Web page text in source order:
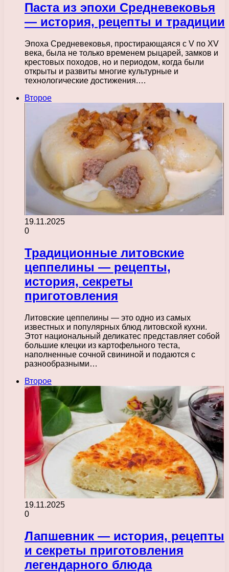
Паста из эпохи Средневековья
— история, рецепты и традиции
Эпоха Средневековья, простирающаяся с V по XV
века, была не только временем рыцарей, замков и
крестовых походов, но и периодом, когда были
открыты и развиты многие культурные и
технологические достижения.…
Второе
19.11.2025
0
Традиционные литовские
цеппелины — рецепты,
история, секреты
приготовления
Литовские цеппелины — это одно из самых
известных и популярных блюд литовской кухни.
Этот национальный деликатес представляет собой
большие клецки из картофельного теста,
наполненные сочной свининой и подаются с
разнообразными…
Второе
19.11.2025
0
Лапшевник — история, рецепты
и секреты приготовления
легендарного блюда